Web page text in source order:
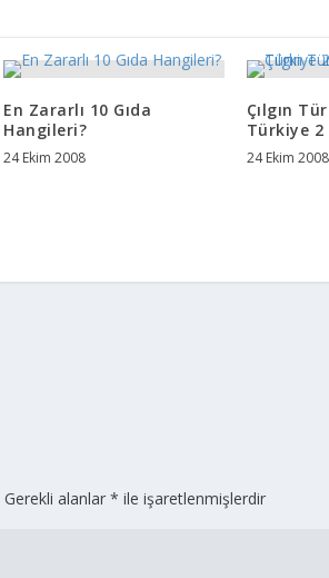
En Zararlı 10 Gıda
Hangileri?
24 Ekim 2008
Çılgın
Türkiye 2
24 Ekim 2008
Gerekli alanlar* ile işaretlenmişlerdir